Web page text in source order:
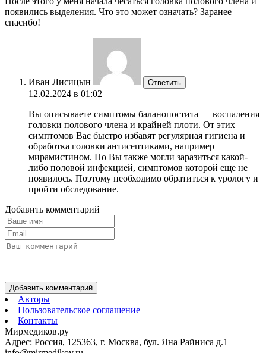
появились выделения. Что это может означать? Заранее
спасибо!
Иван Лисицын Ответить
12.02.2024 в 01:02
Вы описываете симптомы баланопостита — воспаления
головки полового члена и крайней плоти. От этих
симптомов Вас быстро избавят регулярная гигиена и
обработка головки антисептиками, например
мирамистином. Но Вы также могли заразиться какой-
либо половой инфекцией, симптомов которой еще не
появилось. Поэтому необходимо обратиться к урологу и
пройти обследование.
Добавить комментарий
Добавить комментарий
Авторы
Пользовательское соглашение
Контакты
Мирмедиков.ру
Адрес: Россия, 125363, г. Москва, бул. Яна Райниса д.1